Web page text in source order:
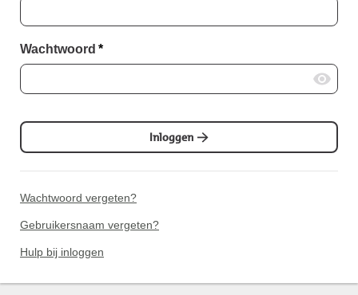
Wachtwoord *
Inloggen
Wachtwoord vergeten?
Gebruikersnaam vergeten?
Hulp bij inloggen